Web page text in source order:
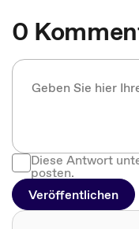
0
Diese Antwort
posten.
Veröffentlichen